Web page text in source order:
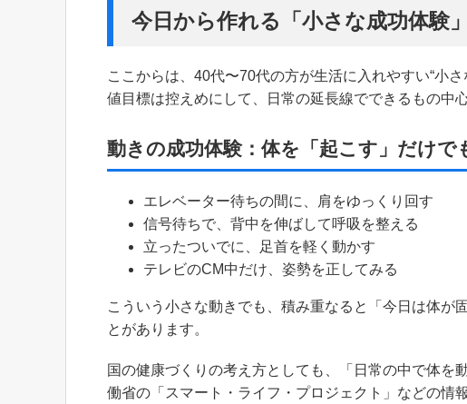
今日から作れる「小さな成功体験
ここからは、40代〜70代の方が生活に入れやすい“小
値目標は控えめにして、日常の延長線でできるもの中心
動きの成功体験：体を「起こす」だけで
エレベーター待ちの間に、肩をゆっくり回す
信号待ちで、背中を伸ばして呼吸を整える
立ったついでに、足首を軽く動かす
テレビのCM中だけ、姿勢を正してみる
こういう小さな動きでも、積み重なると「今日は体が
とがあります。
国の健康づくりの考え方としても、「日常の中で体を
働省の「スマート・ライフ・プロジェクト」などの情